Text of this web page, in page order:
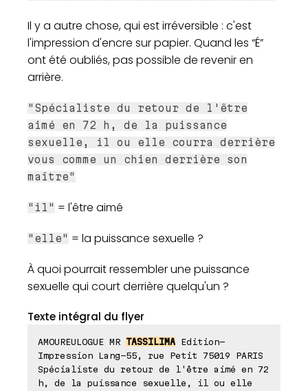
Il y a autre chose, qui est irréversible : c'est
l'impression d'encre sur papier. Quand les “É”
ont été oubliés, pas possible de revenir en
arrière.
"Spécialiste du retour de l'être
aimé en 72 h, de la puissance
sexuelle, il ou elle courra derrière
vous comme un chien derrière son
maître"
"il" = l'être aimé
"elle" = la puissance sexuelle ?
À quoi pourrait ressembler une puissance
sexuelle qui court derrière quelqu'un ?
Texte intégral du flyer
AMOUREULOGUE MR TASSILIMA Edition-
Impression Lang-55, rue Petit 75019 PARIS
Spécialiste du retour de l'être aimé en 72
h, de la puissance sexuelle, il ou elle